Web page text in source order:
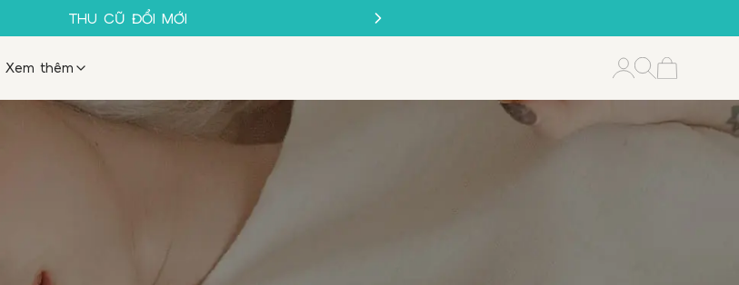
THU CŨ ĐỔI MỚI
GỌNG KÍNH 1K
GỌNG KÍNH 1K
Xem thêm